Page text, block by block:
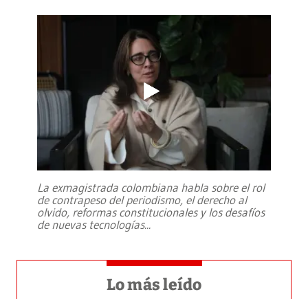
La exmagistrada colombiana habla sobre el rol
de contrapeso del periodismo, el derecho al
olvido, reformas constitucionales y los desafíos
de nuevas tecnologías...
Lo más leído